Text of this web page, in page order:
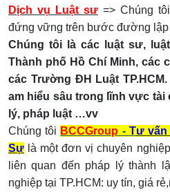
Dịch vụ Luật sư => Chúng
đứng vững trên bước đường lập
Chúng tôi là các luật sư,
Thành phố Hồ Chí Minh, các
các Trường ĐH Luật
am hiểu sâu trong lĩnh vực tài
lý, pháp luật …vv
Chúng tôi BCCGroup - Tư vấn
Sự là một đơn vị chuyên
liên quan đến pháp lý thành
nghiệp tại TP.HCM: uy tín, giá